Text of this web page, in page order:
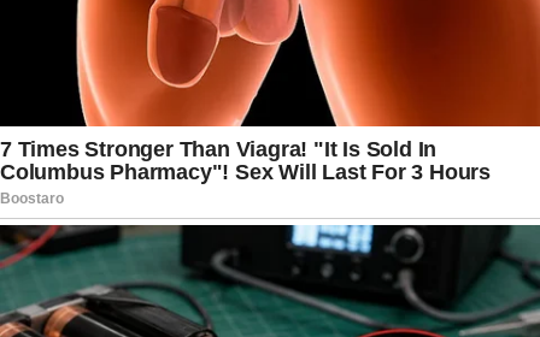
avaliações e planejamento para os próximos
desafios, jogadores jovens como Endrick
deverão continuar recebendo oportunidades
para amadurecer e ganhar ainda mais
experiência em competições de alto nível.
A mensagem deixada pelo atacante encerra um
capítulo difícil, mas também abre espaço para
um novo começo. Ao assumir sua